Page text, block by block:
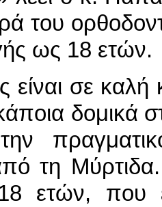
του
ως 18 ετών.
είναι σε
δομικά
τη
ετών, που